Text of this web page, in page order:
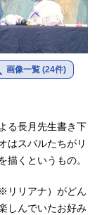
画像一覧 (24件)
る長月先生書き下
はスバルたちがリ
描くというもの。
リリアナ）がどん
しんでいたお好み